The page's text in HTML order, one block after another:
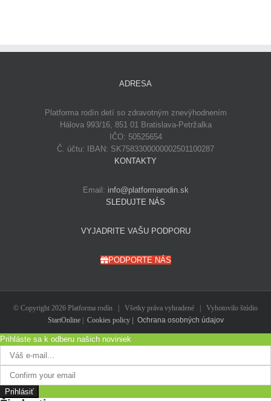
ADRESA
Platforma rodín detí so zdravotným znevýhodnením
Hálova 993/16, 851 01 Bratislava-Petržalka
IČO: 50525654
Č. účtu: IBAN: SK7583300000002501100287
KONTAKTY
Email: info@platformarodin.sk
SLEDUJTE NÁS
VYJADRITE VAŠU PODPORU
PODPORTE NÁS
© Copyright 2026 Platforma rodín | Všetky práva vyhradené | Vyhotovilo štúdio
StartOnline| Cookies policy| Ochrana osobných údajov
Prihláste sa k odberu našich noviniek